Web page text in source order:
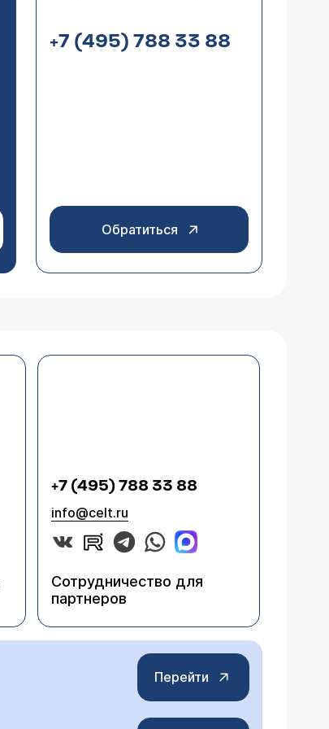
+7 (495) 788 33 88
Обратиться
+7 (495) 788 33 88
info@celt.ru
Сотрудничество для
партнеров
Перейти